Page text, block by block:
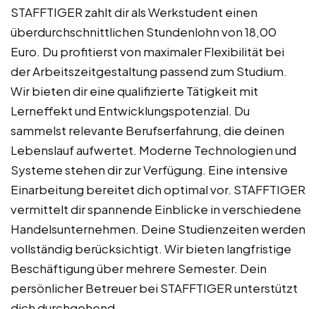
STAFFTIGER zahlt dir als Werkstudent einen
überdurchschnittlichen Stundenlohn von 18,00
Euro. Du profitierst von maximaler Flexibilität bei
der Arbeitszeitgestaltung passend zum Studium.
Wir bieten dir eine qualifizierte Tätigkeit mit
Lerneffekt und Entwicklungspotenzial. Du
sammelst relevante Berufserfahrung, die deinen
Lebenslauf aufwertet. Moderne Technologien und
Systeme stehen dir zur Verfügung. Eine intensive
Einarbeitung bereitet dich optimal vor. STAFFTIGER
vermittelt dir spannende Einblicke in verschiedene
Handelsunternehmen. Deine Studienzeiten werden
vollständig berücksichtigt. Wir bieten langfristige
Beschäftigung über mehrere Semester. Dein
persönlicher Betreuer bei STAFFTIGER unterstützt